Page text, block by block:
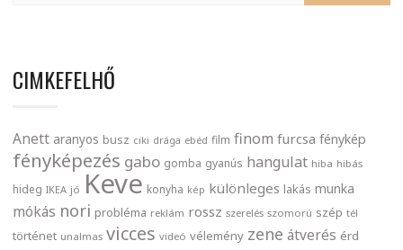
CIMKEFELHŐ
Anett aranyos busz ciki drága ebéd film finom furcsa fénykép
fényképezés gabo gomba gyanús hangulat hiba hibás
hideg IKEA jó Keve konyha kép különleges lakás munka
mókás nori probléma reklám rossz szerelés szomorú szép tél
történet unalmas vicces videó vélemény zene átverés érd